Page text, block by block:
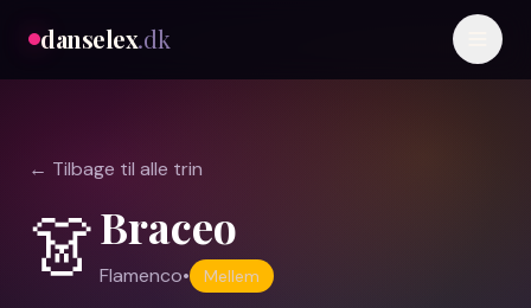
danselex.dk
← Tilbage til alle trin
👗Braceo
Flamenco• Mellem